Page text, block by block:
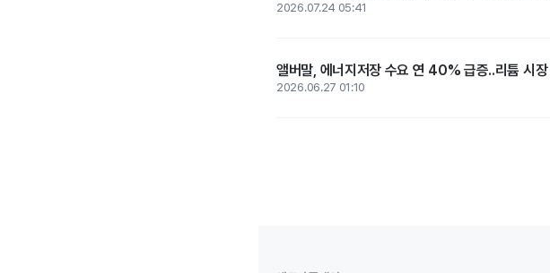
2026.07.24 05:41
앨버말, 에너지저장 수요 연 40% 급증..리튬 시
2026.06.27 01:10